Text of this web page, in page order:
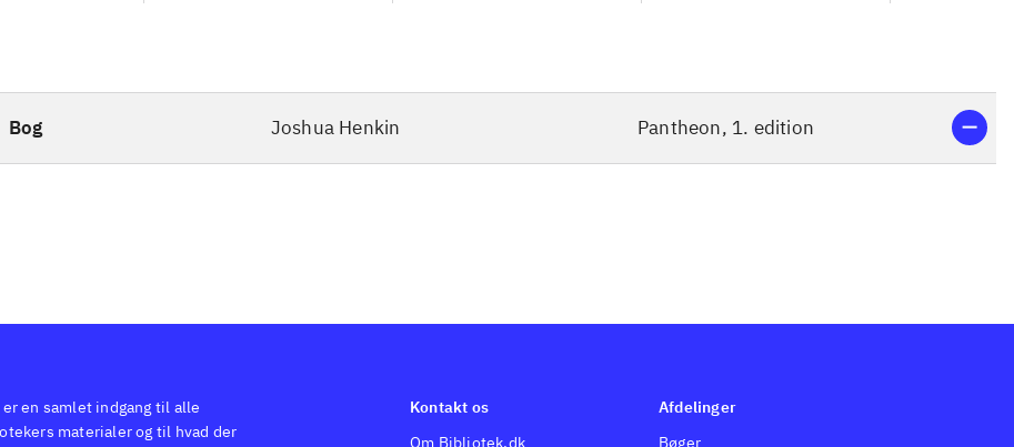
Bog Joshua Henkin Pantheon, 1. edition
en samlet indgang til alle
materialer og til hvad der
Kontakt os
Om Bibliotek.dk
Afdelinger
Bøger